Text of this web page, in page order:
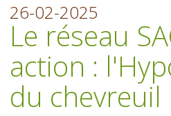
26-02-2025
Le réseau
action :
du chevreuil